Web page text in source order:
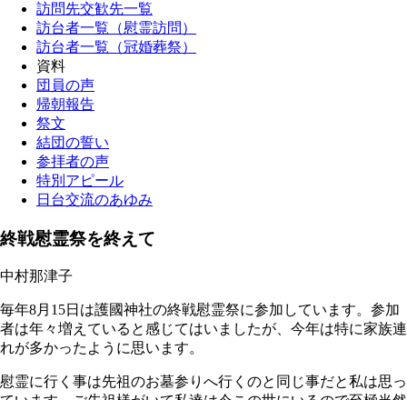
訪問先交歓先一覧
訪台者一覧（慰霊訪問）
訪台者一覧（冠婚葬祭）
資料
団員の声
帰朝報告
祭文
結団の誓い
参拝者の声
特別アピール
日台交流のあゆみ
終戦慰霊祭を終えて
中村那津子
毎年8月15日は護國神社の終戦慰霊祭に参加しています。参加
者は年々増えていると感じてはいましたが、今年は特に家族連
れが多かったように思います。
慰霊に行く事は先祖のお墓参りへ行くのと同じ事だと私は思っ